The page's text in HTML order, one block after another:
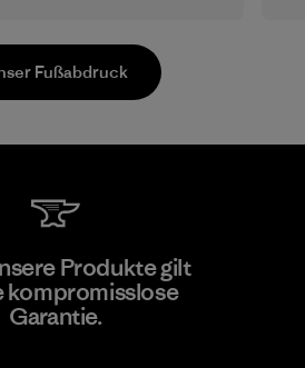
Co., Ltd.
Fußabdruck
Produkte gilt
kompromisslose
Garantie.